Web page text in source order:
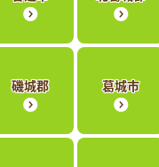
磯城郡 葛城市